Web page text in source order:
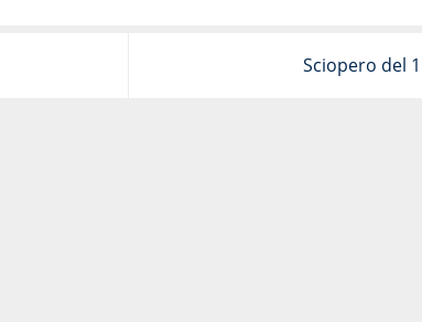
Sciopero del